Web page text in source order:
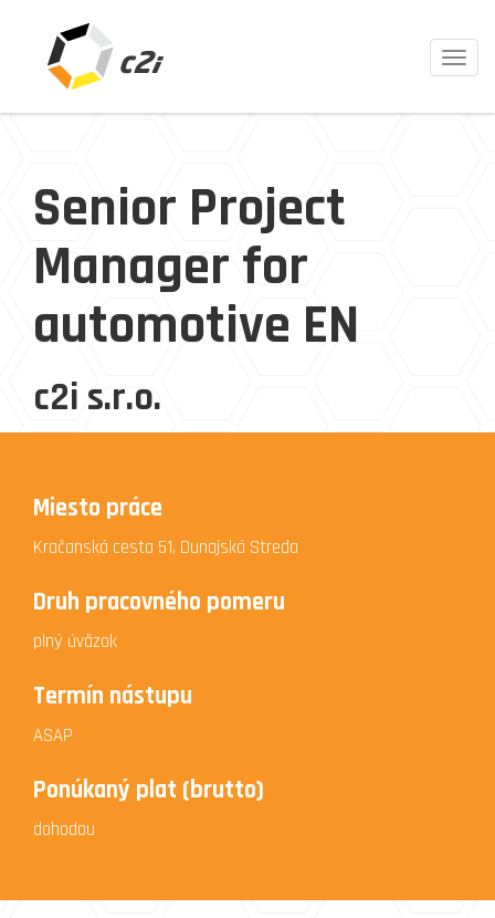
Senior Project
Manager for
automotive EN
c2i s.r.o.
Miesto práce
Kračanská cesta 51, Dunajská Streda
Druh pracovného pomeru
plný úväzok
Termín nástupu
ASAP
Ponúkaný plat (brutto)
dohodou